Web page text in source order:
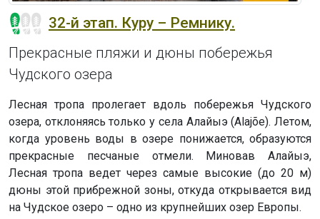
32-й этап. Куру – Ремнику.
Прекрасные пляжи и дюны побережья
Чудского озера
Лесная тропа пролегает вдоль побережья Чудского
озера, отклоняясь только у села Алайыэ (Alajõe). Летом,
когда уровень воды в озере понижается, образуются
прекрасные песчаные отмели. Миновав Алайыэ,
Лесная тропа ведет через самые высокие (до 20 м)
дюны этой прибрежной зоны, откуда открывается вид
на Чудское озеро – одно из крупнейших озер Европы.